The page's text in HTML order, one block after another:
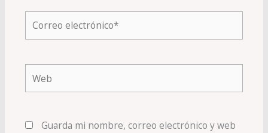
Correo
electrónico*
Web
Guarda mi nombre, correo electrónico y web